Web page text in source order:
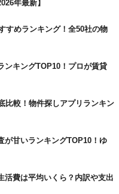
年最新】
すめランキング！全50社の物
ンキングTOP10！プロが賃貸
比較！物件探しアプリランキン
が甘いランキングTOP10！ゆ
活費は平均いくら？内訳や支出